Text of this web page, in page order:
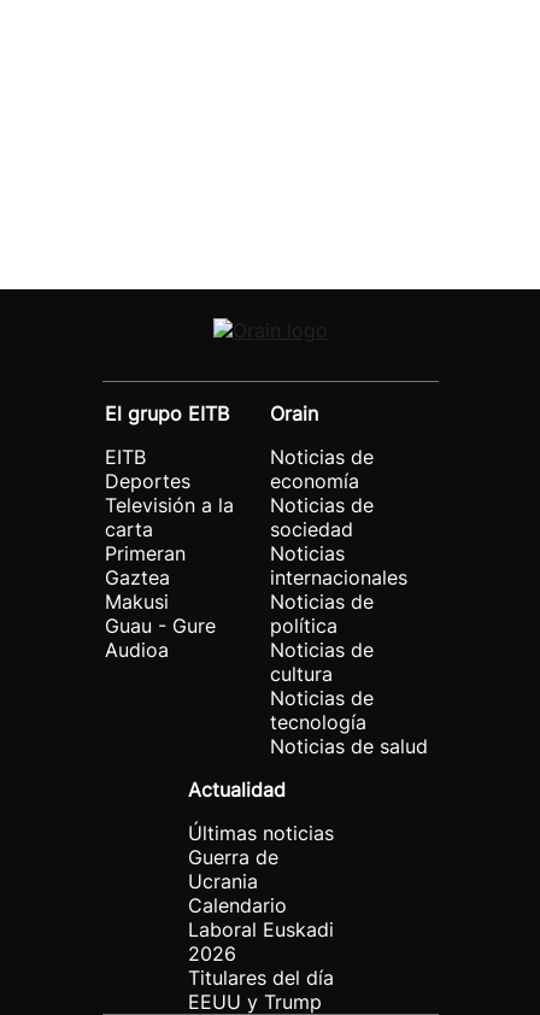
El grupo EITB
EITB
Deportes
Televisión a la
carta
Primeran
Gaztea
Makusi
Guau - Gure
Audioa
Orain
Noticias de
economía
Noticias de
sociedad
Noticias
internacionales
Noticias de
política
Noticias de
cultura
Noticias de
tecnología
Noticias de salud
Actualidad
Últimas noticias
Guerra de
Ucrania
Calendario
Laboral Euskadi
2026
Titulares del día
EEUU y Trump